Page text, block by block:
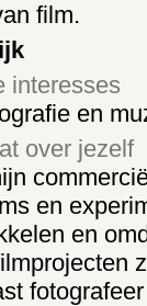
film.
interesses
en
over jezelf
en
en